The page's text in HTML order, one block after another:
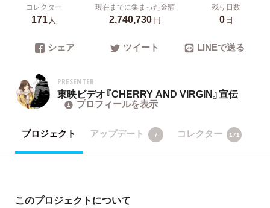
コレクター
171人
現在までに集まった金額
2,740,730円
残り日数
0日
シェア ツイート LINEで送る
PRESENTER
東映ビデオ『CHERRY AND VIRGIN』宣伝
プロフィールを表示
プロジェクト アップデート 7 コレクター 171
このプロジェクトについて